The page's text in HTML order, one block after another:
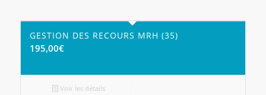
GESTION DES RECOURS MRH (35)
195,00€
Voir les détails